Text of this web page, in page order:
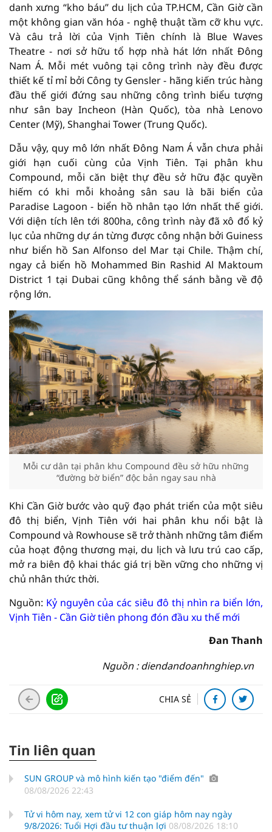
danh xưng “kho báu” du lịch của TP.HCM, Cần Giờ cần
một không gian văn hóa - nghệ thuật tầm cỡ khu vực.
Và câu trả lời của Vịnh Tiên chính là Blue Waves
Theatre - nơi sở hữu tổ hợp nhà hát lớn nhất Đông
Nam Á. Mỗi mét vuông tại công trình này đều được
thiết kế tỉ mỉ bởi Công ty Gensler - hãng kiến trúc hàng
đầu thế giới đứng sau những công trình biểu tượng
như sân bay Incheon (Hàn Quốc), tòa nhà Lenovo
Center (Mỹ), Shanghai Tower (Trung Quốc).
Dẫu vậy, quy mô lớn nhất Đông Nam Á vẫn chưa phải
giới hạn cuối cùng của Vịnh Tiên. Tại phân khu
Compound, mỗi căn biệt thự đều sở hữu đặc quyền
hiếm có khi mỗi khoảng sân sau là bãi biển của
Paradise Lagoon - biển hồ nhân tạo lớn nhất thế giới.
Với diện tích lên tới 800ha, công trình này đã xô đổ kỷ
lục của những dự án từng được công nhận bởi Guiness
như biển hồ San Alfonso del Mar tại Chile. Thậm chí,
ngay cả biển hồ Mohammed Bin Rashid Al Maktoum
District 1 tại Dubai cũng không thể sánh bằng về độ
rộng lớn.
Mỗi cư dân tại phân khu Compound đều sở hữu những
“đường bờ biển” độc bản ngay sau nhà
Khi Cần Giờ bước vào quỹ đạo phát triển của một siêu
đô thị biển, Vịnh Tiên với hai phân khu nổi bật là
Compound và Rowhouse sẽ trở thành những tâm điểm
của hoạt động thương mại, du lịch và lưu trú cao cấp,
mở ra biên độ khai thác giá trị bền vững cho những vị
chủ nhân thức thời.
Nguồn: Kỷ nguyên của các siêu đô thị nhìn ra biển lớn,
Vịnh Tiên - Cần Giờ tiên phong đón đầu xu thế mới
Đan Thanh
Nguồn : diendandoanhnghiep.vn
CHIA SẺ
Tin liên quan
SUN GROUP và mô hình kiến tạo "điểm đến"
08/08/2026 22:43
Tử vi hôm nay, xem tử vi 12 con giáp hôm nay ngày
9/8/2026: Tuổi Hợi đầu tư thuận lợi 08/08/2026 18:10